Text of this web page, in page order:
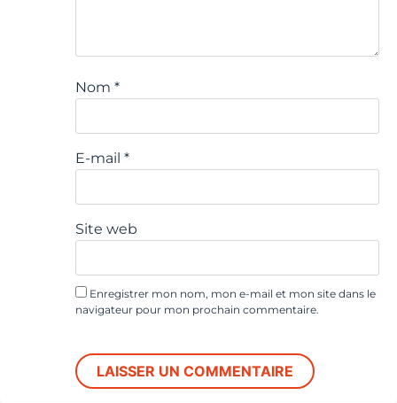
Nom *
E-mail *
Site web
Enregistrer mon nom, mon e-mail et mon site dans le
navigateur pour mon prochain commentaire.